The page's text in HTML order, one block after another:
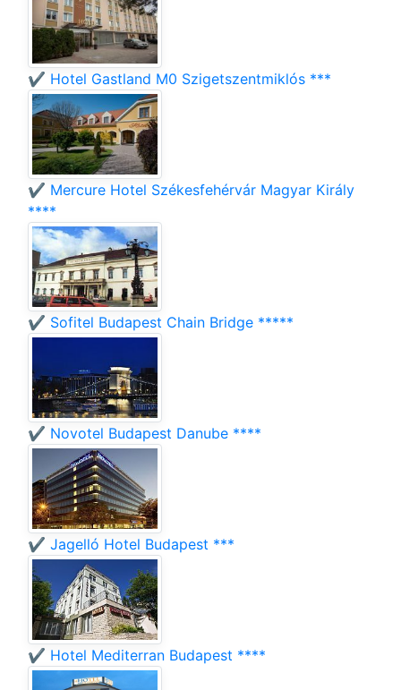
✔️ Hotel Gastland M0 Szigetszentmiklós ***
✔️ Mercure Hotel Székesfehérvár Magyar Király
****
✔️ Sofitel Budapest Chain Bridge *****
✔️ Novotel Budapest Danube ****
✔️ Jagelló Hotel Budapest ***
✔️ Hotel Mediterran Budapest ****